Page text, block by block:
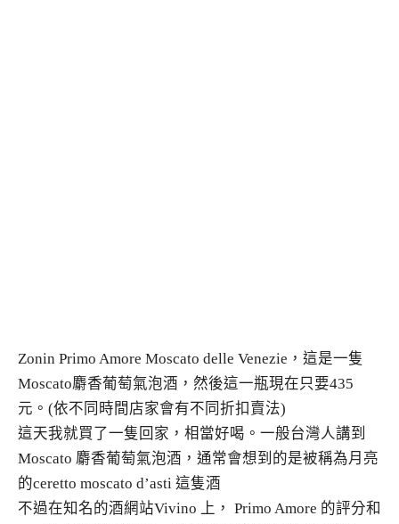
Zonin Primo Amore Moscato delle Venezie，這是一隻
Moscato麝香葡萄氣泡酒，然後這一瓶現在只要435
元。(依不同時間店家會有不同折扣賣法)
這天我就買了一隻回家，相當好喝。一般台灣人講到
Moscato 麝香葡萄氣泡酒，通常會想到的是被稱為月亮
的ceretto moscato d’asti 這隻酒
不過在知名的酒網站Vivino 上， Primo Amore 的評分和